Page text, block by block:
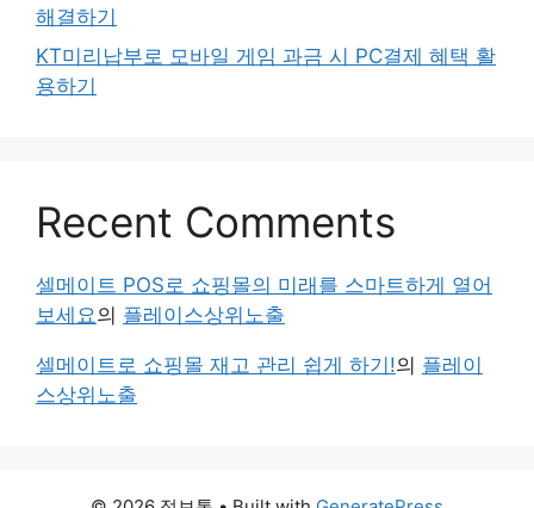
해결하기
KT미리납부로 모바일 게임 과금 시 PC결제 혜택 활
용하기
Recent Comments
셀메이트 POS로 쇼핑몰의 미래를 스마트하게 열어
보세요의 플레이스상위노출
셀메이트로 쇼핑몰 재고 관리 쉽게 하기!의 플레이
스상위노출